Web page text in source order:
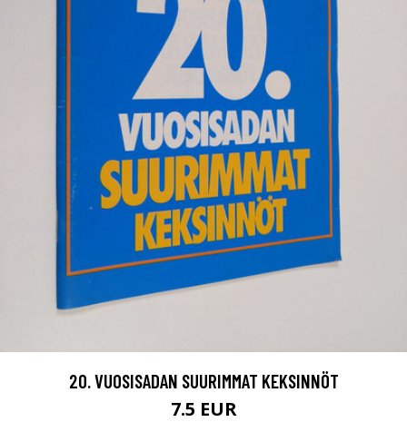
20. VUOSISADAN SUURIMMAT KEKSINNÖT
7.5 EUR